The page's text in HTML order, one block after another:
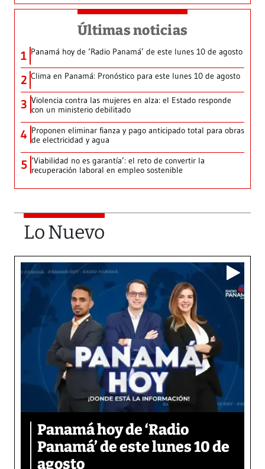
Últimas noticias
1 Panamá hoy de ‘Radio Panamá’ de este lunes 10 de agosto
2 Clima en Panamá: Pronóstico para este lunes 10 de agosto
3 Violencia contra las mujeres en alza: el Estado responde
con un ministerio debilitado
4 Proponen eliminar fianza y pago anticipado total para obras
de electricidad y agua
5 ‘Viabilidad no es garantía’: el reto de convertir la
recuperación laboral en empleo sostenible
Lo Nuevo
Panamá hoy de ‘Radio
Panamá’ de este lunes 10 de
agosto